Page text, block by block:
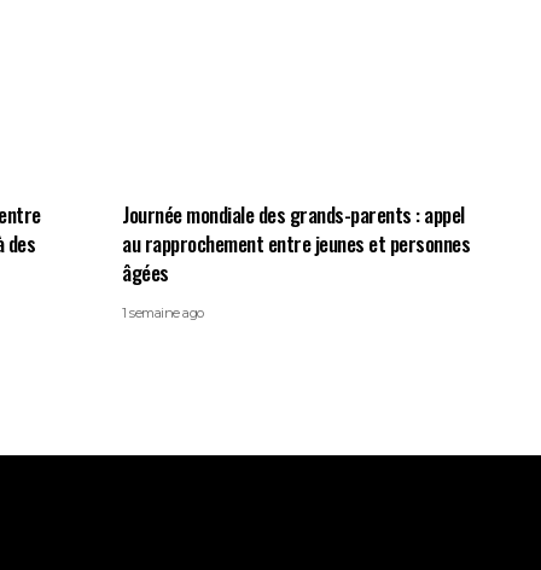
des
Journée mondiale des grands-parents : appel
au rapprochement entre jeunes et personnes
âgées
1 semaine ago